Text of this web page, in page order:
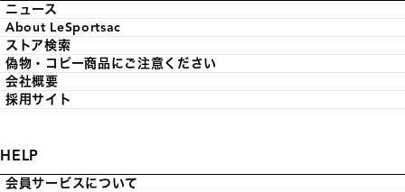
ニュース
About LeSportsac
ストア検索
偽物・コピー商品にご注意ください
会社概要
採用サイト
HELP
会員サービスについて